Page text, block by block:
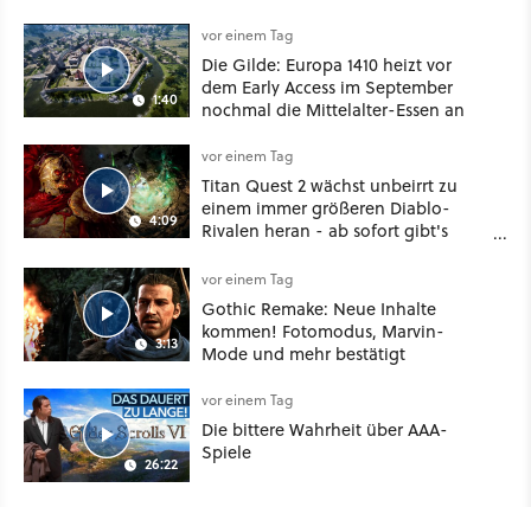
1:40
vor einem Tag
Die Gilde: Europa 1410 heizt vor
dem Early Access im September
nochmal die Mittelalter-Essen an
4:09
vor einem Tag
Titan Quest 2 wächst unbeirrt zu
einem immer größeren Diablo-
Rivalen heran - ab sofort gibt's
Klasse
3:13
vor einem Tag
Gothic Remake: Neue Inhalte
kommen! Fotomodus, Marvin-
Mode und mehr bestätigt
26:22
vor einem Tag
Die bittere Wahrheit über AAA-
Spiele